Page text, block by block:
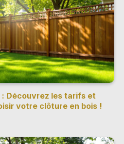
Découvrez les tarifs et
votre clôture en bois !